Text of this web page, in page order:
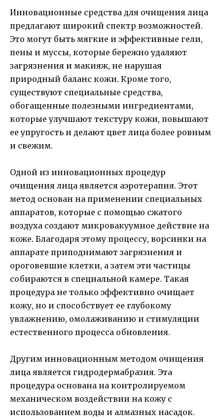
Инновационные средства для очищения лица
предлагают широкий спектр возможностей.
Это могут быть мягкие и эффективные гели,
пены и муссы, которые бережно удаляют
загрязнения и макияж, не нарушая
природный баланс кожи. Кроме того,
существуют специальные средства,
обогащенные полезными ингредиентами,
которые улучшают текстуру кожи, повышают
ее упругость и делают цвет лица более ровным
и свежим.
Одной из инновационных процедур
очищения лица является аэротерапия. Этот
метод основан на применении специальных
аппаратов, которые с помощью сжатого
воздуха создают микровакуумное действие на
коже. Благодаря этому процессу, ворсинки на
аппарате приподнимают загрязнения и
ороговевшие клетки, а затем эти частицы
собираются в специальной камере. Такая
процедура не только эффективно очищает
кожу, но и способствует ее глубокому
увлажнению, омолаживанию и стимуляции
естественного процесса обновления.
Другим инновационным методом очищения
лица является гидродермабразия. Эта
процедура основана на контролируемом
механическом воздействии на кожу с
использованием воды и алмазных насадок.